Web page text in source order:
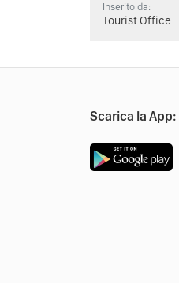
Inserito da:
Tourist Office
Scarica la App: